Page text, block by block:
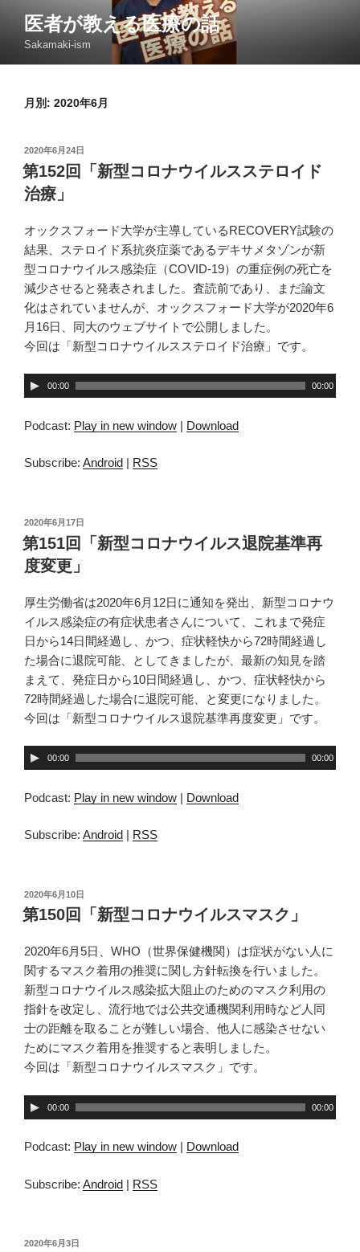
ン
医者が教える医療の話
Sakamaki-ism
月別: 2020年6月
投
稿
日:
2020年6月24日
第152回「新型コロナウイルスステロイド
治療」
オックスフォード大学が主導しているRECOVERY試験の
結果、ステロイド系抗炎症薬であるデキサメタゾンが新
型コロナウイルス感染症（COVID-19）の重症例の死亡を
減少させると発表されました。査読前であり、まだ論文
化はされていませんが、オックスフォード大学が2020年6
月16日、同大のウェブサイトで公開しました。
今回は「新型コロナウイルスステロイド治療」です。
音
声
プ
ー
00:00 00:00
Podcast: Play in new window | Download
Subscribe: Android | RSS
投
稿
日:
2020年6月17日
第151回「新型コロナウイルス退院基準再
度変更」
厚生労働省は2020年6月12日に通知を発出、新型コロナウ
イルス感染症の有症状患者さんについて、これまで発症
日から14日間経過し、かつ、症状軽快から72時間経過し
た場合に退院可能、としてきましたが、最新の知見を踏
まえて、発症日から10日間経過し、かつ、症状軽快から
72時間経過した場合に退院可能、と変更になりました。
今回は「新型コロナウイルス退院基準再度変更」です。
音
声
プ
ー
00:00 00:00
Podcast: Play in new window | Download
Subscribe: Android | RSS
投
稿
日:
2020年6月10日
第150回「新型コロナウイルスマスク」
2020年6月5日、WHO（世界保健機関）は症状がない人に
関するマスク着用の推奨に関し方針転換を行いました。
新型コロナウイルス感染拡大阻止のためのマスク利用の
指針を改定し、流行地では公共交通機関利用時など人同
士の距離を取ることが難しい場合、他人に感染させない
ためにマスク着用を推奨すると表明しました。
今回は「新型コロナウイルスマスク」です。
音
声
プ
ー
00:00 00:00
Podcast: Play in new window | Download
Subscribe: Android | RSS
投
2020年6月3日